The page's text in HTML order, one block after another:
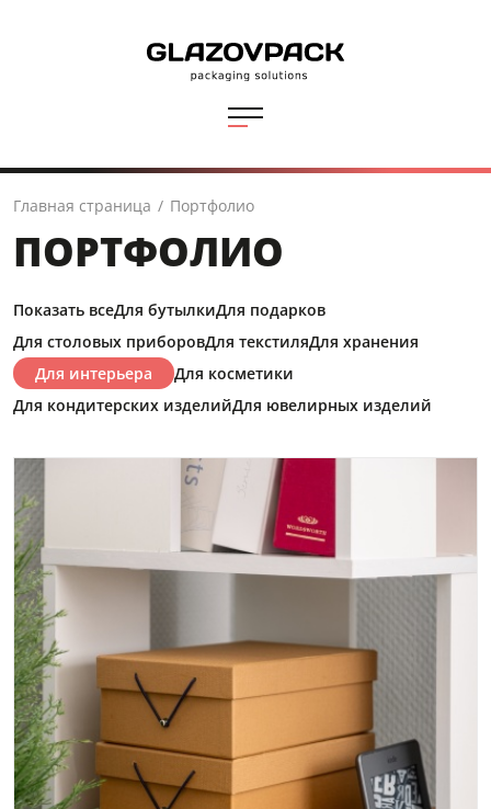
Главная страница / Портфолио
ПОРТФОЛИО
Показать всеДля бутылкиДля подарков
Для столовых приборовДля текстиляДля хранения
Для интерьера
Для косметики
Для кондитерских изделийДля ювелирных изделий